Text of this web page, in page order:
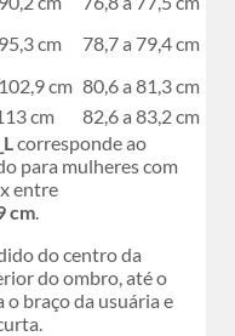
cm
78,7 a 79,4 cm
cm 80,6 a 81,3 cm
cm
82,6 a 83,2 cm
corresponde ao
para mulheres com
entre
cm.
do centro da
do ombro, até o
o braço da usuária e